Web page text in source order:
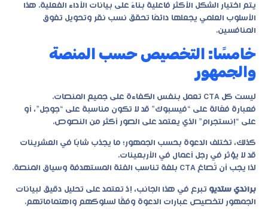
يتم اختيار الشكل الأكثر فاعلية بناءً على بيانات الأداء الفعلية. هذا
الأسلوب العلمي يجعلها دائمًا تحقق نسب نقر وتحويل تفوق
المنافسين.
خامسًا: التخصيص حسب المنصة
والجمهور
ليست كل CTA تعمل بنفس الكفاءة على جميع المنصات.
فعبارة فعّالة على “فيسبوك” قد لا تكون مناسبة على “جوجل”، أو
على “إنستجرام” الذي يعتمد على الصور أكثر من النصوص.
كذلك، تختلف الدعوة بحسب الجمهور؛ ما يجذب شابًا في العشرينات
قد لا يؤثر في رجل أعمال في الأربعينات.
لذا يجب أن تُصاغ CTA بلغة تناسب الفئة المستهدفة وسياق المنصة.
براندي ستديو تبرع في هذا الجانب، إذ تعتمد على تحليل دقيق لبيانات
الجمهور لتخصيص عبارات الدعوة وفقًا لسلوكهم واهتماماتهم.